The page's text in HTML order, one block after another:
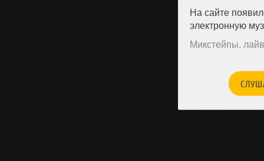
На сайте
электронную
Микстейпы,